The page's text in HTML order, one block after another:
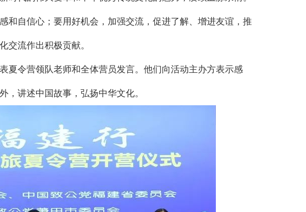
和自信心；要用好机会，加强交流，促进了解、增进友谊，推
交流作出积极贡献。
夏令营领队老师和全体营员发言。他们向活动主办方表示感
，讲述中国故事，弘扬中华文化。